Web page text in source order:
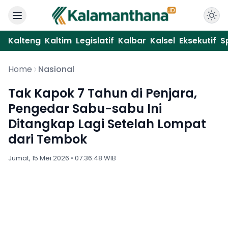
Kalteng Kaltim Legislatif Kalbar Kalsel Eksekutif
Home Nasional
Tak Kapok 7 Tahun di Penjara,
Pengedar Sabu-sabu Ini
Ditangkap Lagi Setelah Lompat
dari Tembok
Jumat, 15 Mei 2026 • 07:36:48 WIB